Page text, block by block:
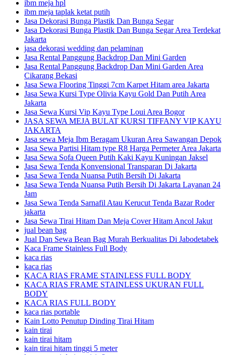
ibm meja hpl
ibm meja taplak ketat putih
Jasa Dekorasi Bunga Plastik Dan Bunga Segar
Jasa Dekorasi Bunga Plastik Dan Bunga Segar Area Terdekat
Jakarta
jasa dekorasi wedding dan pelaminan
Jasa Rental Panggung Backdrop Dan Mini Garden
Jasa Rental Panggung Backdrop Dan Mini Garden Area
Cikarang Bekasi
Jasa Sewa Flooring Tinggi 7cm Karpet Hitam area Jakarta
Jasa Sewa Kursi Type Olivia Kayu Gold Dan Putih Area
Jakarta
Jasa Sewa Kursi Vip Kayu Type Loui Area Bogor
JASA SEWA MEJA BULAT KURSI TIFFANY VIP KAYU
JAKARTA
Jasa sewa Meja Ibm Beragam Ukuran Area Sawangan Depok
Jasa Sewa Partisi Hitam type R8 Harga Permeter Area Jakarta
Jasa Sewa Sofa Queen Putih Kaki Kayu Kuningan Jaksel
Jasa Sewa Tenda Konvensional Transparan Di Jakarta
Jasa Sewa Tenda Nuansa Putih Bersih Di Jakarta
Jasa Sewa Tenda Nuansa Putih Bersih Di Jakarta Layanan 24
Jam
Jasa Sewa Tenda Sarnafil Atau Kerucut Tenda Bazar Roder
jakarta
Jasa Sewa Tirai Hitam Dan Meja Cover Hitam Ancol Jakut
jual bean bag
Jual Dan Sewa Bean Bag Murah Berkualitas Di Jabodetabek
Kaca Frame Stainless Full Body
kaca rias
kaca rias
KACA RIAS FRAME STAINLESS FULL BODY
KACA RIAS FRAME STAINLESS UKURAN FULL
BODY
KACA RIAS FULL BODY
kaca rias portable
Kain Lotto Penutup Dinding Tirai Hitam
kain tirai
kain tirai hitam
kain tirai hitam tinggi 5 meter